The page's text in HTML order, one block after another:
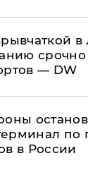
в
срочно
— DW
по
в России